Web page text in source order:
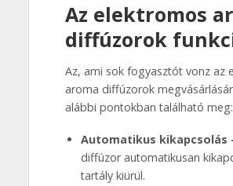
Az elektromos
diffúzorok
Az, ami sok fogyasztót vonz az
aroma diffúzorok
alábbi pontokban található meg:
Automatikus kikapcsolás
diffúzor automatikusan
tartály kiürül.